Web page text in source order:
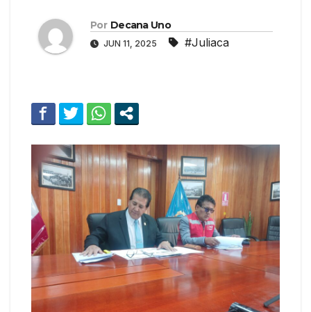
Por Decana Uno
JUN 11, 2025 #Juliaca